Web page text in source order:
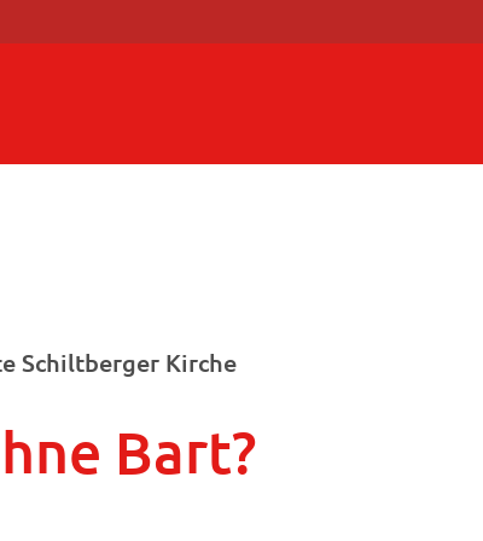
Schiltberger Kirche
Bart?